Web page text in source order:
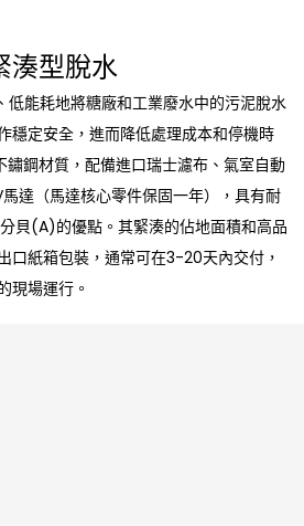
湊型脫水
低能耗地將糖廠和工業廢水中的污泥脫水
穩定安全，進而降低處理成本和停機時
鏽鋼材質，配備進口瑞士濾布、氣室自動
達（馬達核心零件保固一年），具有耐
貝(A)的優點。其緊湊的佔地面積和高品
口紙箱包裝，通常可在3-20天內交付，
現場運行。